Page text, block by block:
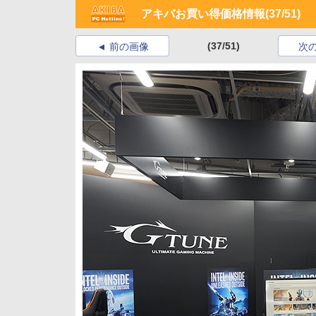
アキバお買い得価格情報(37/51)
前の画像 (37/51) 次